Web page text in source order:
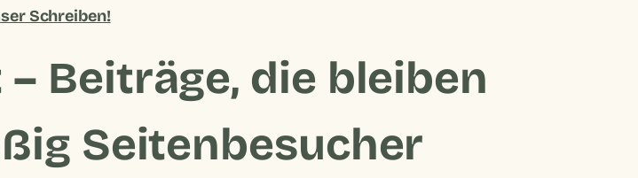
Schreiben!
Beiträge, die bleiben
Seitenbesucher